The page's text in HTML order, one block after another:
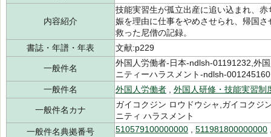
内容紹介
技能実習生が孤立出産に追い込まれ、
娠を理由に仕事をやめさせられ、帰国
救った尼僧の記録。
書誌・年譜・年表
文献:p229
一般件名
外国人労働者-日本-ndlsh-01191232,外
ニティーハラスメント-ndlsh-001245160
一般件名
外国人労働者 外国人研修・技能実習制
一般件名カナ
ガイコクジン ロウドウシャ,ガイコクジ
ニティ ハラスメント
一般件名典拠番号
510579100000000 511981800000000